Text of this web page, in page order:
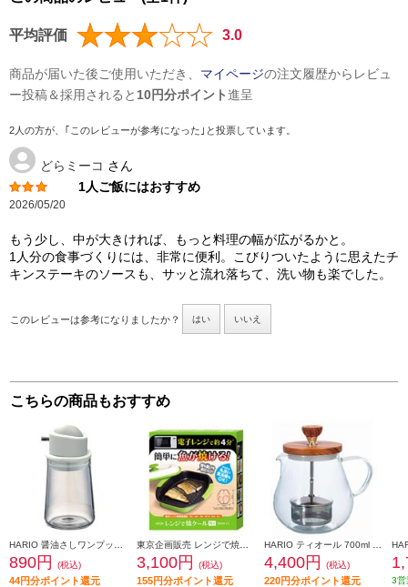
平均評価 3.0
商品が届いた後ご使用いただき、 マイページの注文履歴からレビュ
ー投稿＆採用されると 10円分ポイント進呈
2人の方が、｢このレビューが参考になった｣と投票しています。
どらミーコ さん
1人ご飯にはおすすめ
2026/05/20
もう少し、中が大きければ、もっと料理の幅が広がるかと。
1人分の食事づくりには、非常に便利。こびりついたように思えたチ
キンステーキのソースも、サッと流れ落ちて、洗い物も楽でした。
このレビューは参考になりましたか？ はい いいえ
こちらの商品もおすすめ
890円 (税込)
44円分ポイント還元
3,100円 (税込)
155円分ポイント還元
4,400円 (税込)
220円分ポイント還元 3営